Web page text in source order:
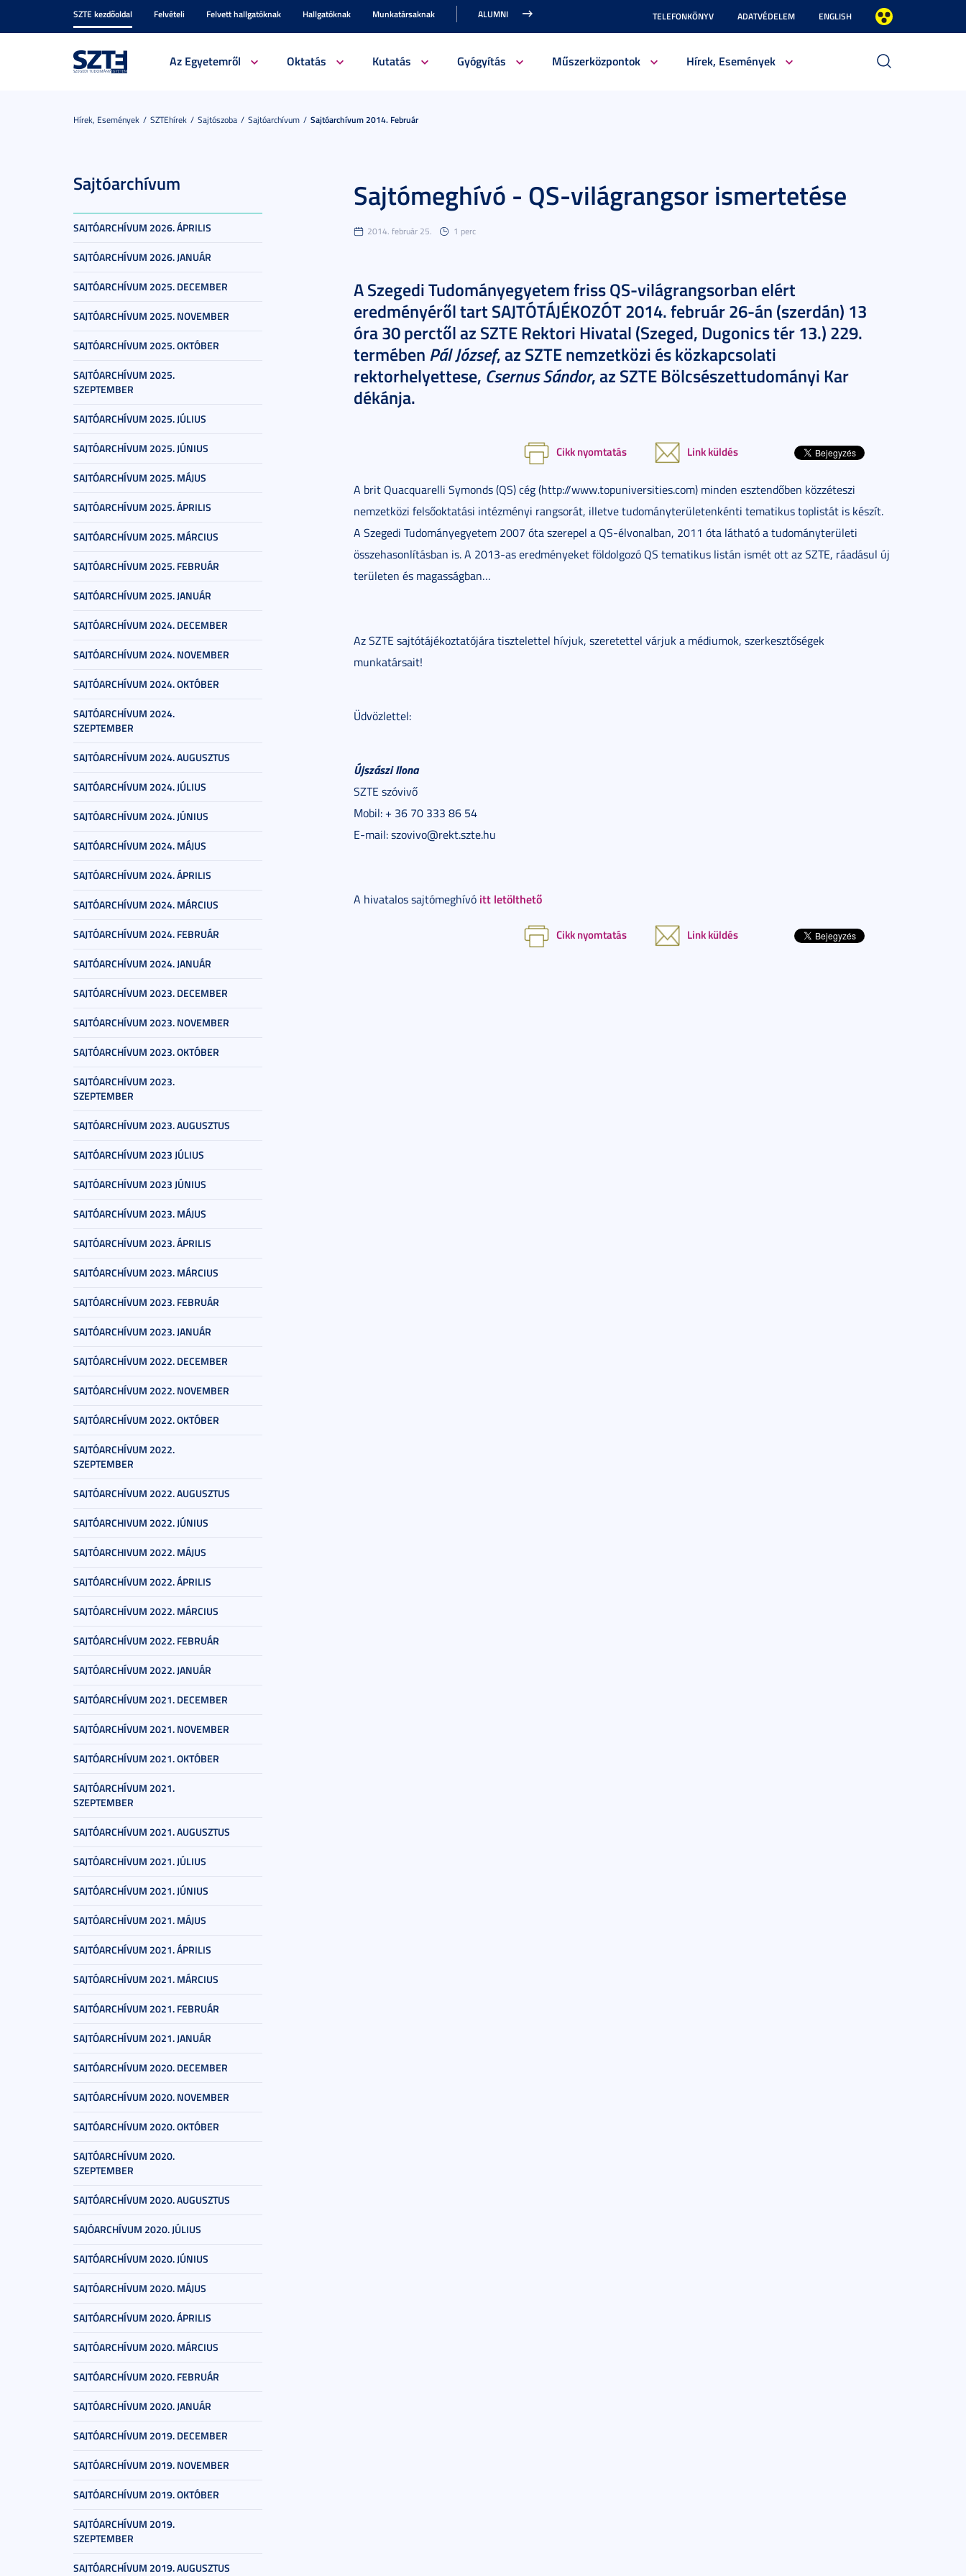
SZTE kezdőoldal Felvételi Felvett hallgatóknak Hallgatóknak Munkatársaknak ALUMNI TELEFONKÖNYV ADATVÉDELEM ENGLISH
Az Egyetemről Oktatás Kutatás Gyógyítás Műszerközpontok Hírek, Események
Hírek, Események SZTEhírek Sajtószoba Sajtóarchívum Sajtóarchívum 2014. Február
Sajtóarchívum
SAJTÓARCHÍVUM 2026. ÁPRILIS
SAJTÓARCHÍVUM 2026. JANUÁR
SAJTÓARCHÍVUM 2025. DECEMBER
SAJTÓARCHÍVUM 2025. NOVEMBER
SAJTÓARCHÍVUM 2025. OKTÓBER
SAJTÓARCHÍVUM 2025.
SZEPTEMBER
SAJTÓARCHÍVUM 2025. JÚLIUS
SAJTÓARCHÍVUM 2025. JÚNIUS
SAJTÓARCHÍVUM 2025. MÁJUS
SAJTÓARCHÍVUM 2025. ÁPRILIS
SAJTÓARCHÍVUM 2025. MÁRCIUS
SAJTÓARCHÍVUM 2025. FEBRUÁR
SAJTÓARCHÍVUM 2025. JANUÁR
SAJTÓARCHÍVUM 2024. DECEMBER
SAJTÓARCHÍVUM 2024. NOVEMBER
SAJTÓARCHÍVUM 2024. OKTÓBER
SAJTÓARCHÍVUM 2024.
SZEPTEMBER
SAJTÓARCHÍVUM 2024. AUGUSZTUS
SAJTÓARCHÍVUM 2024. JÚLIUS
SAJTÓARCHÍVUM 2024. JÚNIUS
SAJTÓARCHÍVUM 2024. MÁJUS
SAJTÓARCHÍVUM 2024. ÁPRILIS
SAJTÓARCHÍVUM 2024. MÁRCIUS
SAJTÓARCHÍVUM 2024. FEBRUÁR
SAJTÓARCHÍVUM 2024. JANUÁR
SAJTÓARCHÍVUM 2023. DECEMBER
SAJTÓARCHÍVUM 2023. NOVEMBER
SAJTÓARCHÍVUM 2023. OKTÓBER
SAJTÓARCHÍVUM 2023.
SZEPTEMBER
SAJTÓARCHÍVUM 2023. AUGUSZTUS
SAJTÓARCHÍVUM 2023 JÚLIUS
SAJTÓARCHÍVUM 2023 JÚNIUS
SAJTÓARCHÍVUM 2023. MÁJUS
SAJTÓARCHÍVUM 2023. ÁPRILIS
SAJTÓARCHÍVUM 2023. MÁRCIUS
SAJTÓARCHÍVUM 2023. FEBRUÁR
SAJTÓARCHÍVUM 2023. JANUÁR
SAJTÓARCHÍVUM 2022. DECEMBER
SAJTÓARCHÍVUM 2022. NOVEMBER
SAJTÓARCHÍVUM 2022. OKTÓBER
SAJTÓARCHÍVUM 2022.
SZEPTEMBER
SAJTÓARCHÍVUM 2022. AUGUSZTUS
SAJTÓARCHIVUM 2022. JÚNIUS
SAJTÓARCHIVUM 2022. MÁJUS
SAJTÓARCHÍVUM 2022. ÁPRILIS
SAJTÓARCHÍVUM 2022. MÁRCIUS
SAJTÓARCHÍVUM 2022. FEBRUÁR
SAJTÓARCHÍVUM 2022. JANUÁR
SAJTÓARCHÍVUM 2021. DECEMBER
SAJTÓARCHÍVUM 2021. NOVEMBER
SAJTÓARCHÍVUM 2021. OKTÓBER
SAJTÓARCHÍVUM 2021.
SZEPTEMBER
SAJTÓARCHÍVUM 2021. AUGUSZTUS
SAJTÓARCHÍVUM 2021. JÚLIUS
SAJTÓARCHÍVUM 2021. JÚNIUS
SAJTÓARCHÍVUM 2021. MÁJUS
SAJTÓARCHÍVUM 2021. ÁPRILIS
SAJTÓARCHÍVUM 2021. MÁRCIUS
SAJTÓARCHÍVUM 2021. FEBRUÁR
SAJTÓARCHÍVUM 2021. JANUÁR
SAJTÓARCHÍVUM 2020. DECEMBER
SAJTÓARCHÍVUM 2020. NOVEMBER
SAJTÓARCHÍVUM 2020. OKTÓBER
SAJTÓARCHÍVUM 2020.
SZEPTEMBER
SAJTÓARCHÍVUM 2020. AUGUSZTUS
SAJÓARCHÍVUM 2020. JÚLIUS
SAJTÓARCHÍVUM 2020. JÚNIUS
SAJTÓARCHÍVUM 2020. MÁJUS
SAJTÓARCHÍVUM 2020. ÁPRILIS
SAJTÓARCHÍVUM 2020. MÁRCIUS
SAJTÓARCHÍVUM 2020. FEBRUÁR
SAJTÓARCHÍVUM 2020. JANUÁR
SAJTÓARCHÍVUM 2019. DECEMBER
SAJTÓARCHÍVUM 2019. NOVEMBER
SAJTÓARCHÍVUM 2019. OKTÓBER
SAJTÓARCHÍVUM 2019.
SZEPTEMBER
SAJTÓARCHÍVUM 2019. AUGUSZTUS
Sajtómeghívó - QS-világrangsor ismertetése
2014. február 25. 1 perc
A Szegedi Tudományegyetem friss QS-világrangsorban elért
eredményéről tart SAJTÓTÁJÉKOZÓT 2014. február 26-án (szerdán) 13
óra 30 perctől az SZTE Rektori Hivatal (Szeged, Dugonics tér 13.) 229.
termében Pál József, az SZTE nemzetközi és közkapcsolati
rektorhelyettese, Csernus Sándor, az SZTE Bölcsészettudományi Kar
dékánja.
Cikk nyomtatás Link küldés
A brit Quacquarelli Symonds (QS) cég (http://www.topuniversities.com) minden esztendőben közzéteszi
nemzetközi felsőoktatási intézményi rangsorát, illetve tudományterületenkénti tematikus toplistát is készít.
A Szegedi Tudományegyetem 2007 óta szerepel a QS-élvonalban, 2011 óta látható a tudományterületi
összehasonlításban is. A 2013-as eredményeket földolgozó QS tematikus listán ismét ott az SZTE, ráadásul új
területen és magasságban…
Az SZTE sajtótájékoztatójára tisztelettel hívjuk, szeretettel várjuk a médiumok, szerkesztőségek
munkatársait!
Üdvözlettel:
Újszászi Ilona
SZTE szóvivő
Mobil: + 36 70 333 86 54
E-mail: szovivo@rekt.szte.hu
A hivatalos sajtómeghívó itt letölthető
Cikk nyomtatás Link küldés